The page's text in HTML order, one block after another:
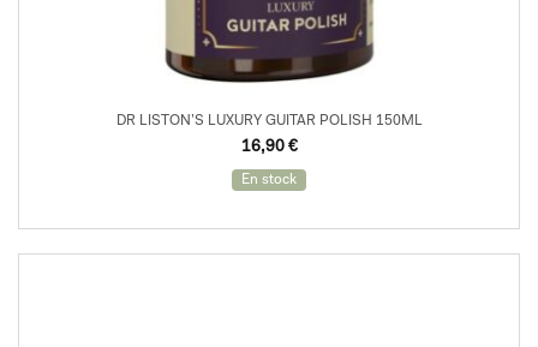
DR LISTON’S LUXURY GUITAR POLISH 150ML
16,90 €
En stock